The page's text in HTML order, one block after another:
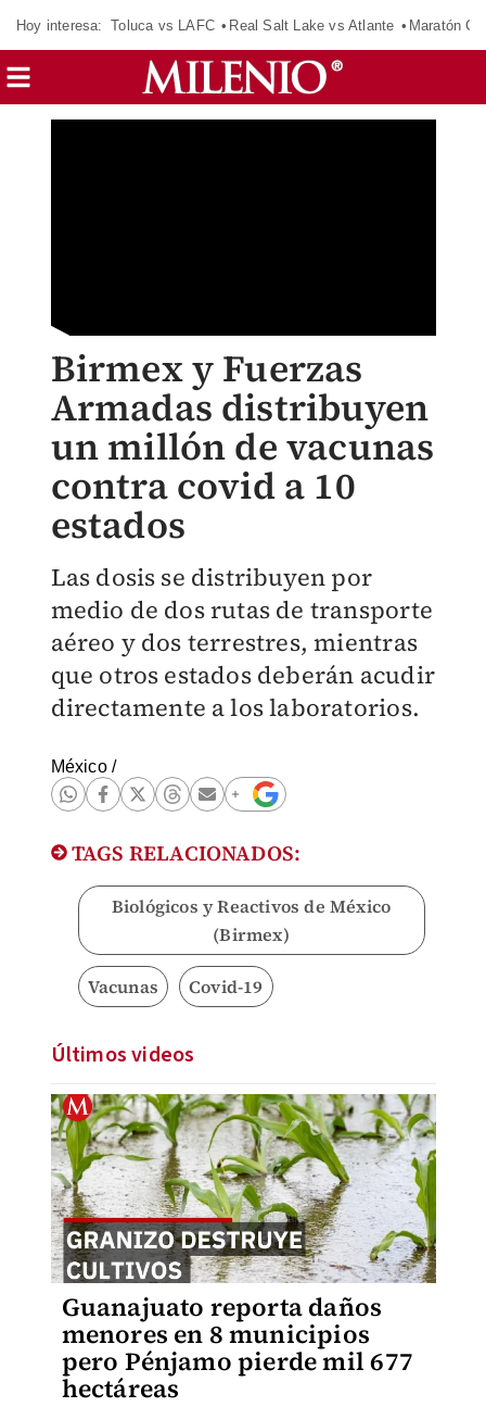
Hoy interesa: Toluca vs LAFC Real Salt Lake vs Atlante Maratón
Birmex y Fuerzas
Armadas distribuyen
un millón de vacunas
contra covid a 10
estados
Las dosis se distribuyen por
medio de dos rutas de transporte
aéreo y dos terrestres, mientras
que otros estados deberán acudir
directamente a los laboratorios.
México/
TAGS RELACIONADOS:
Biológicos y Reactivos de México
(Birmex)
Vacunas Covid-19
Últimos videos
Guanajuato reporta daños
menores en 8 municipios
pero Pénjamo pierde mil 677
hectáreas